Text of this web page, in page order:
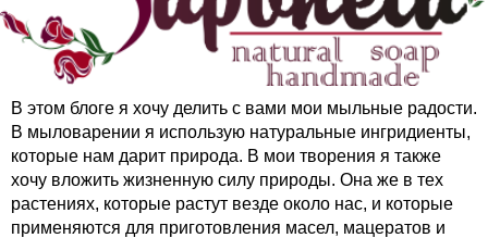
В этом блоге я хочу делить с вами мои мыльные радости.
В мыловарении я использую натуральные ингридиенты,
которые нам дарит природа. В мои творения я также
хочу вложить жизненную силу природы. Она же в тех
растениях, которые растут везде около нас, и которые
применяются для приготовления масел, мацератов и